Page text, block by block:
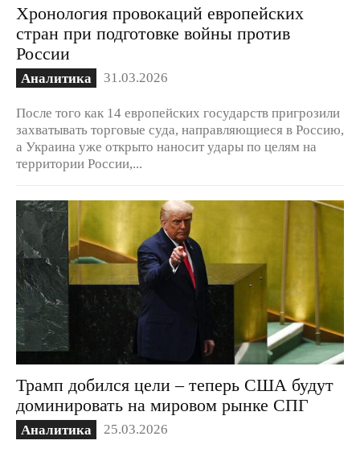
Хронология провокаций европейских
стран при подготовке войны против
России
Аналитика 31.03.2026
После того как 14 европейских государств пригрозили
захватывать торговые суда, направляющиеся в Россию,
а Украина уже открыто наносит удары по целям на
территории России,...
Трамп добился цели – теперь США будут
доминировать на мировом рынке СПГ
Аналитика 25.03.2026